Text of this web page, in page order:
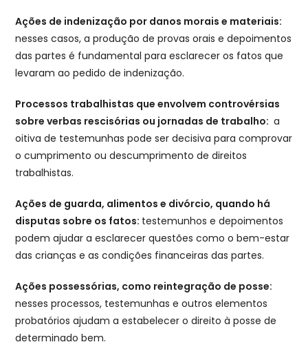
Ações de indenização por danos morais e materiais:
nesses casos, a produção de provas orais e depoimentos
das partes é fundamental para esclarecer os fatos que
levaram ao pedido de indenização.
Processos trabalhistas que envolvem controvérsias
sobre verbas rescisórias ou jornadas de trabalho: a
oitiva de testemunhas pode ser decisiva para comprovar
o cumprimento ou descumprimento de direitos
trabalhistas.
Ações de guarda, alimentos e divórcio, quando há
disputas sobre os fatos: testemunhos e depoimentos
podem ajudar a esclarecer questões como o bem-estar
das crianças e as condições financeiras das partes.
Ações possessórias, como reintegração de posse:
nesses processos, testemunhas e outros elementos
probatórios ajudam a estabelecer o direito à posse de
determinado bem.